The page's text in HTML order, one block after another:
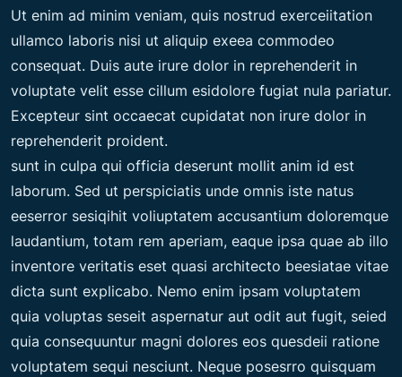
Ut enim ad minim veniam, quis nostrud exerceiitation
ullamco laboris nisi ut aliquip exeea commodeo
consequat. Duis aute irure dolor in reprehenderit in
voluptate velit esse cillum esidolore fugiat nula pariatur.
Excepteur sint occaecat cupidatat non irure dolor in
reprehenderit proident.
sunt in culpa qui officia deserunt mollit anim id est
laborum. Sed ut perspiciatis unde omnis iste natus
eeserror sesiqihit voliuptatem accusantium doloremque
laudantium, totam rem aperiam, eaque ipsa quae ab illo
inventore veritatis eset quasi architecto beesiatae vitae
dicta sunt explicabo. Nemo enim ipsam voluptatem
quia voluptas seseit aspernatur aut odit aut fugit, seied
quia consequuntur magni dolores eos quesdeii ratione
voluptatem sequi nesciunt. Neque posesrro quisquam